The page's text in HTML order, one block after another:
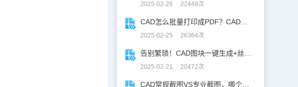
2025-02-26 22448次
2025-02-25 26364次
2025-02-21 20472次